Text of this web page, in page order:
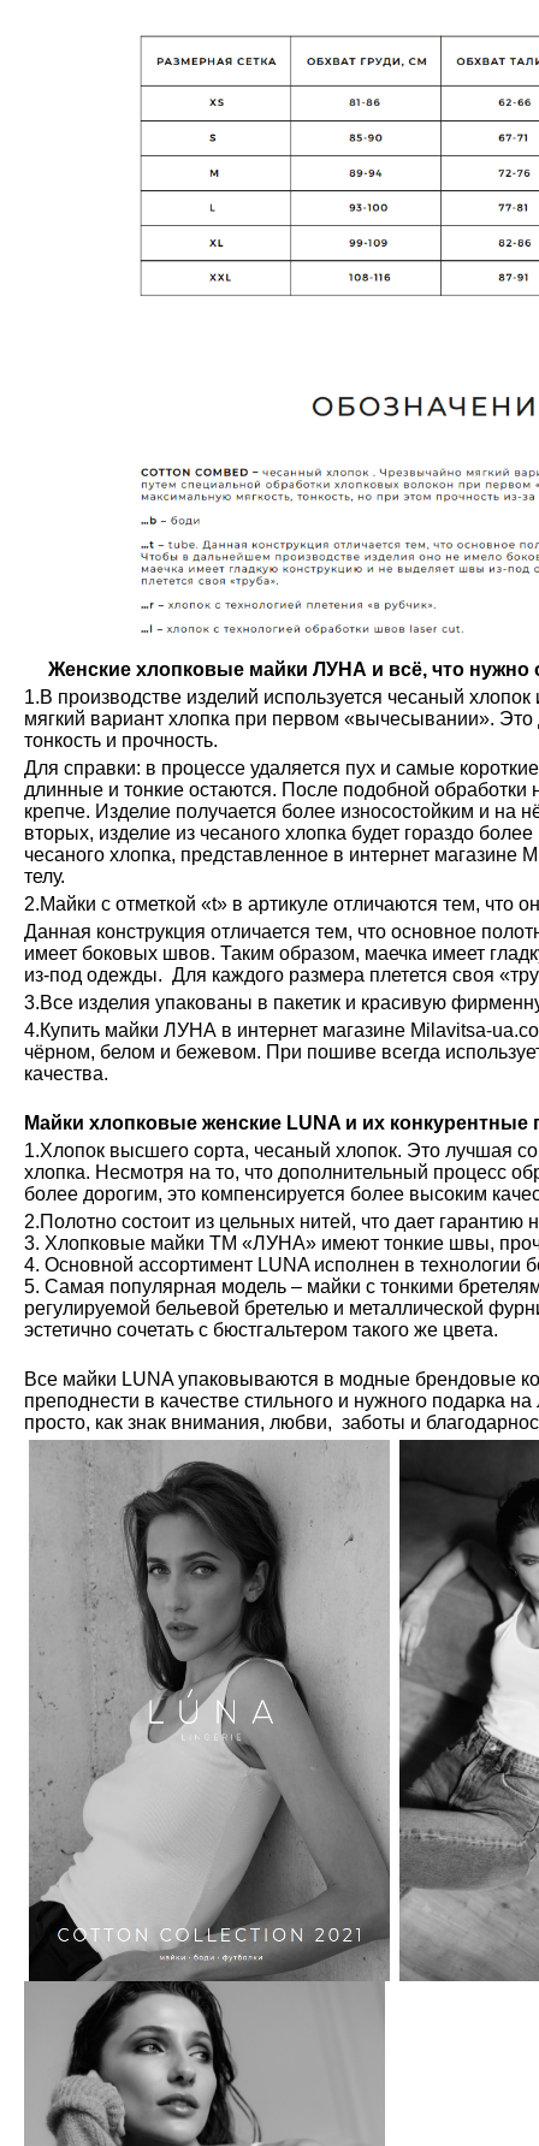
Женские хлопковые майки ЛУНА и всё, что нужно
1.В производстве изделий используется чесаный
мягкий вариант хлопка при первом «вычесывании». Это
тонкость и прочность.
Для справки: в процессе удаляется пух и самые
длинные и тонкие остаются. После подобной обработки
крепче. Изделие получается более износостойким и на
вторых, изделие из чесаного хлопка будет гораздо
чесаного хлопка, представленное в интернет магазине
телу.
2.Майки с отметкой «t» в артикуле отличаются тем, что
Данная конструкция отличается тем, что основное
имеет боковых швов. Таким образом, маечка имеет
из-под одежды. Для каждого размера плетется своя
3.Все изделия упакованы в пакетик и красивую
4.Купить майки ЛУНА в интернет магазине Milavitsa-
чёрном, белом и бежевом. При пошиве всегда
качества.
Майки хлопковые женские LUNA и их конкурентные
1.Хлопок высшего сорта, чесаный хлопок. Это лучшая
хлопка. Несмотря на то, что дополнительный процесс
более дорогим, это компенсируется более высоким
2.Полотно состоит из цельных нитей, что дает гарантию
3. Хлопковые майки ТМ «ЛУНА» имеют тонкие швы,
4. Основной ассортимент LUNA исполнен в технологии
5. Самая популярная модель – майки с тонкими
регулируемой бельевой бретелью и металлической
эстетично сочетать с бюстгальтером такого же цвета.
Все майки LUNA упаковываются в модные брендовые
преподнести в качестве стильного и нужного подарка
просто, как знак внимания, любви, заботы и